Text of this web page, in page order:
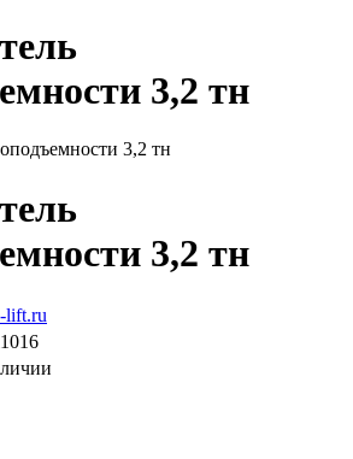
3,2 тн
3,2 тн
lift.ru